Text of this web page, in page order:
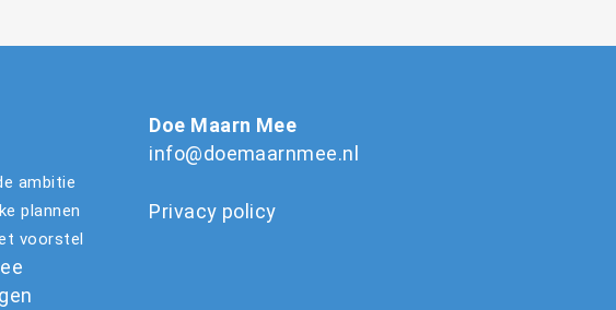
ambitie
plannen
voorstel
Doe Maarn Mee
info@doemaarnmee.nl
Privacy policy